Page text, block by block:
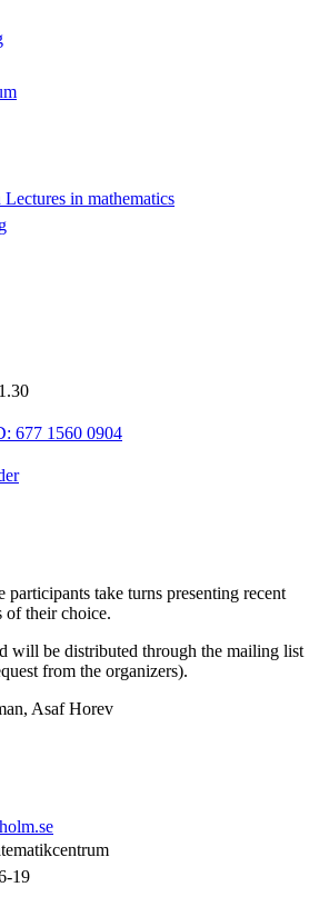
in mathematics
677 1560 0904
take turns presenting recent
their choice.
will be distributed through the mailing list
from the organizers).
Asaf Horev
19